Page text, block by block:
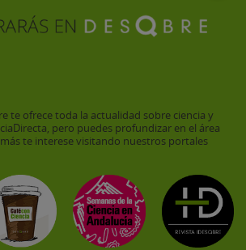
te ofrece toda la actualidad sobre ciencia y
pero puedes profundizar en el área
te interese visitando nuestros portales